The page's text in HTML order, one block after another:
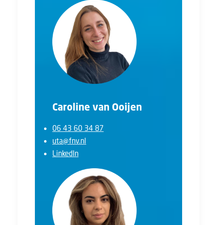
Caroline van Ooijen
06 43 60 34 87
uta@fnv.nl
LinkedIn